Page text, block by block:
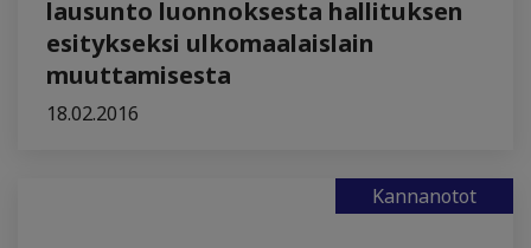
lausunto luonnoksesta hallituksen
esitykseksi ulkomaalaislain
muuttamisesta
18.02.2016
Kannanotot